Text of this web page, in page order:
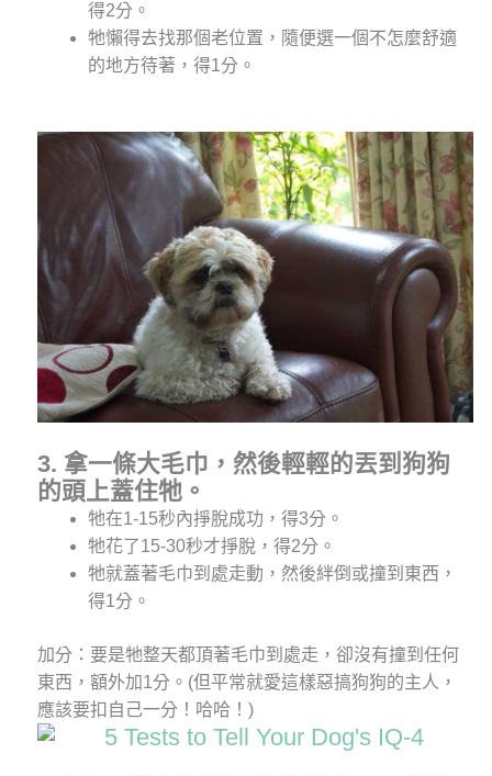
得2分。
牠懶得去找那個老位置，隨便選一個不怎麼舒適
的地方待著，得1分。
3. 拿一條大毛巾 ， 然後輕輕的丟到狗狗
的頭上蓋住牠。
牠在1-15秒內掙脫成功，得3分。
牠花了15-30秒才掙脫，得2分。
牠就蓋著毛巾到處走動，然後絆倒或撞到東西，
得1分。
加分：要是牠整天都頂著毛巾到處走，卻沒有撞到任何
東西，額外加1分。(但平常就愛這樣惡搞狗狗的主人，
應該要扣自己一分！哈哈！)